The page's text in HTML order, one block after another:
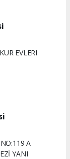
EVLERI
A
YANI